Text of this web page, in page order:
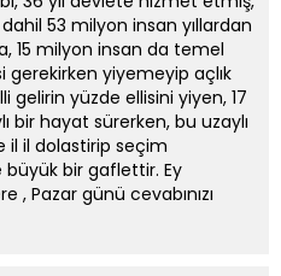
53 milyon insan yıllardan
15 milyon insan da temel
gerekirken yiyemeyip açlık
gelirin yüzde ellisini yiyen, 17
bir hayat sürerken, bu uzaylı
il il dolastirip seçim
büyük bir gaflettir. Ey
, Pazar günü cevabınızı